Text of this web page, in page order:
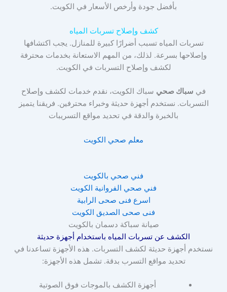
بأفضل جودة وأرخص الأسعار في الكويت.
كشف وإصلاح تسربات المياه
تسربات المياه تسبب أضرارًا كبيرة للمنازل. يجب اكتشافها
وإصلاحها بسرعة. لذلك، من المهم الاستعانة بخدمات محترفة
لكشف وإصلاح التسربات في الكويت.
في سباك صحي سباك الكويت، نقدم خدمات لكشف وإصلاح
التسربات. نستخدم أجهزة حديثة وخبراء محترفين. فريقنا يتميز
بالخبرة والدقة في تحديد مواقع التسريبات
معلم صحي الكويت
فني صحي بالكويت
فني صحي الفروانية الكويت
اسرع فنى صحى الرابية
فنى صحى الصديق الكويت
صيانة سباكة دسمان بالكويت
الكشف عن تسربات المياه باستخدام أجهزة حديثة
نستخدم أجهزة حديثة لكشف التسربات. هذه الأجهزة تساعدنا في
تحديد مواقع التسرب بدقة. تشمل هذه الأجهزة:
أجهزة الكشف بالموجات فوق الصوتية